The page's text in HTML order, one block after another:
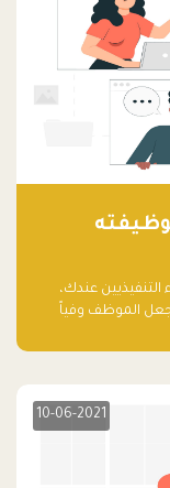
التنفيذيين عندك،
الموظف وفياً
10-06-2021